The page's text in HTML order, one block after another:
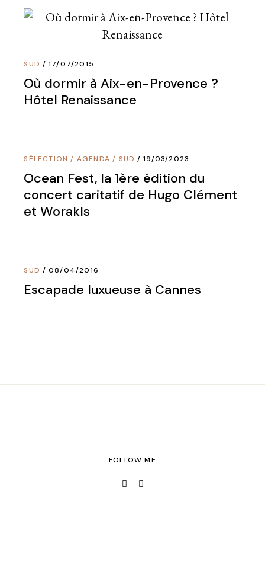
SUD 17/07/2015
Où dormir à Aix-en-Provence ?
Hôtel Renaissance
SÉLECTION / AGENDA / SUD 19/03/2023
Ocean Fest, la 1ère édition du
concert caritatif de Hugo Clément
et Worakls
SUD 08/04/2016
Escapade luxueuse à Cannes
FOLLOW ME